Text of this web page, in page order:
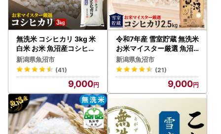
無洗米 コシヒカリ 3kg 米
白米 お米 魚沼産コシヒカ
リ 新潟米 新潟 魚沼市
新潟県魚沼市
(41)
9,000
令和7年産 雪室貯蔵 無洗米
お米マイスター厳選 魚沼
産 コシヒカリ 1等米 2.5kg
米 こしひかり 白米
新潟県魚沼市
(21)
9,000